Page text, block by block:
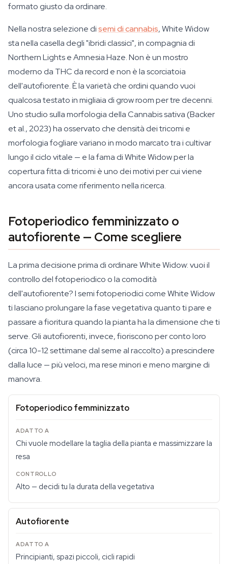
formato giusto da ordinare.
Nella nostra selezione disemi di cannabis, White Widow
sta nella casella degli "ibridi classici", in compagnia di
Northern Lights e Amnesia Haze. Non è un mostro
moderno da THC da record e non è la scorciatoia
dell'autofiorente. È la varietà che ordini quando vuoi
qualcosa testato in migliaia di grow room per tre decenni.
Uno studio sulla morfologia della Cannabis sativa (Backer
et al., 2023) ha osservato che densità dei tricomi e
morfologia fogliare variano in modo marcato tra i cultivar
lungo il ciclo vitale — e la fama di White Widow per la
copertura fitta di tricomi è uno dei motivi per cui viene
ancora usata come riferimento nella ricerca.
Fotoperiodico femminizzato o
autofiorente — Come scegliere
La prima decisione prima di ordinare White Widow: vuoi il
controllo del fotoperiodico o la comodità
dell'autofiorente? I semi fotoperiodici come White Widow
ti lasciano prolungare la fase vegetativa quanto ti pare e
passare a fioritura quando la pianta ha la dimensione che ti
serve. Gli autofiorenti, invece, fioriscono per conto loro
(circa 10-12 settimane dal seme al raccolto) a prescindere
dalla luce — più veloci, ma rese minori e meno margine di
manovra.
Fotoperiodico femminizzato
Chi vuole modellare la taglia della pianta e massimizzare la
resa
Alto — decidi tu la durata della vegetativa
Autofiorente
Principianti, spazi piccoli, cicli rapidi